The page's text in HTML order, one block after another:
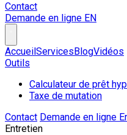
Contact
Demande en ligne EN
AccueilServicesBlogVidéos
Outils
Calculateur de prêt
Taxe de mutation
Contact Demande en ligne
Entretien